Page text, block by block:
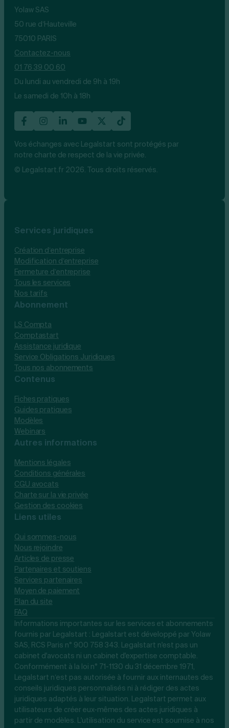
Yolaw SAS
50 rue d’Hauteville
75010 PARIS
Contactez-nous
01 76 39 00 60
Du lundi au vendredi de 9h à 19h
Le samedi de 10h à 18h
Vos échanges avec Legalstart sont protégés par
notre charte de respect de la vie privée.
© Legalstart.fr 2026. Tous droits réservés.
Services juridiques
Création d’entreprise
Modification d’entreprise
Fermeture d’entreprise
Tous les services
Nos tarifs
Abonnement
LS Compta
Comptastart
Assistance juridique
Service Obligations Juridiques
Tous nos abonnements
Contenus
Fiches pratiques
Guides pratiques
Modèles
Webinars
Autres informations
Mentions légales
Conditions générales
CGU avocats
Charte sur la vie privée
Gestion des cookies
Liens utiles
Qui sommes-nous
Nous rejoindre
Articles de presse
Partenaires et soutiens
Services partenaires
Moyen de paiement
Plan du site
FAQ
Informations importantes sur les services et abonnements
fournis par Legalstart : Legalstart est développé par Yolaw
SAS, RCS Paris n° 900 758 343. Legalstart n'est pas un
cabinet d'avocats ni un cabinet d'expertise comptable.
Conformément à la loi n° 71-1130 du 31 décembre 1971,
Legalstart n’est pas autorisée à fournir aux internautes des
conseils juridiques personnalisés ni à rédiger des actes
juridiques adaptés à leur situation. Legalstart permet aux
utilisateurs de créer eux-mêmes des actes juridiques à
partir de modèles. L'utilisation du service est soumise à nos